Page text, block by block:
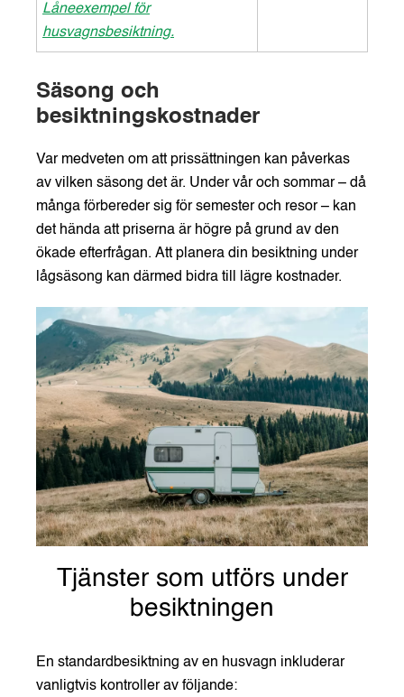
Låneexempel för
husvagnsbesiktning.
Säsong och
besiktningskostnader
Var medveten om att prissättningen kan påverkas
av vilken säsong det är. Under vår och sommar – då
många förbereder sig för semester och resor – kan
det hända att priserna är högre på grund av den
ökade efterfrågan. Att planera din besiktning under
lågsäsong kan därmed bidra till lägre kostnader.
Tjänster som utförs under
besiktningen
En standardbesiktning av en husvagn inkluderar
vanligtvis kontroller av följande: